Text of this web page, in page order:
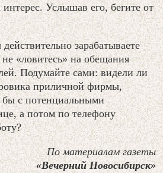
интерес. Услышав его, бегите от
зарабатываете
«ловитесь» на обещания
Подумайте сами: видели ли
приличной фирмы,
бы с потенциальными
а потом по телефону
По материалам газеты
«Вечерний Новосибирск»